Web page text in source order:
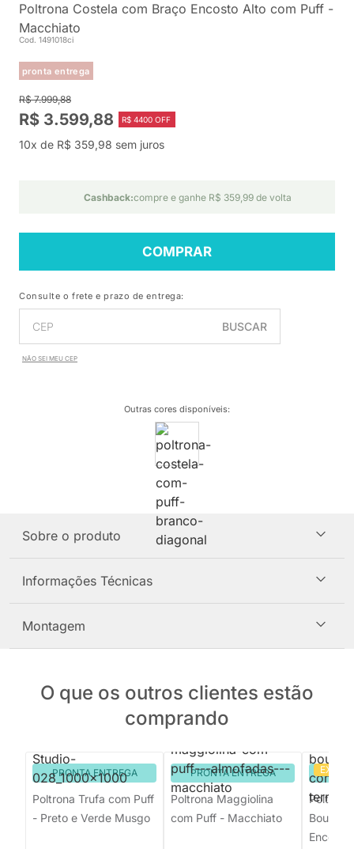
Poltrona Costela com Braço Encosto Alto com Puff -
Macchiato
Cod. 1491018ci
pronta entrega
R$ 7.999,88
R$ 3.599,88 R$ 4400 OFF
10x de R$ 359,98 sem juros
Cashback:compre e ganhe R$ 359,99 de volta
COMPRAR
Consulte o frete e prazo de entrega:
BUSCAR
NÃO SEI MEU CEP
Outras cores disponíveis:
Sobre o produto
Informações Técnicas
Montagem
O que os outros clientes estão
comprando
PRONTA ENTREGA
Poltrona Trufa com Puff
- Preto e Verde Musgo
PRONTA ENTREGA
Poltrona Maggiolina
com Puff - Macchiato
Boucle
Encosto